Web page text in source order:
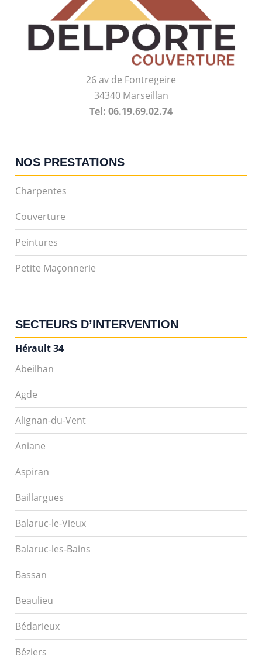
26 av de Fontregeire
34340 Marseillan
Tel: 06.19.69.02.74
NOS PRESTATIONS
Charpentes
Couverture
Peintures
Petite Maçonnerie
SECTEURS D’INTERVENTION
Hérault 34
Abeilhan
Agde
Alignan-du-Vent
Aniane
Aspiran
Baillargues
Balaruc-le-Vieux
Balaruc-les-Bains
Bassan
Beaulieu
Bédarieux
Béziers